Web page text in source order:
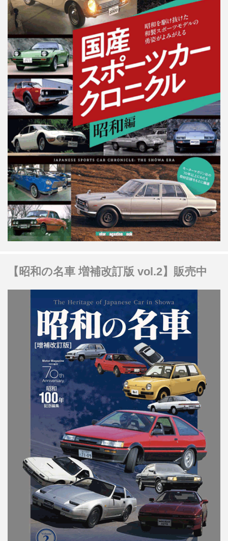
【昭和の名車 増補改訂版 vol.2】販売中